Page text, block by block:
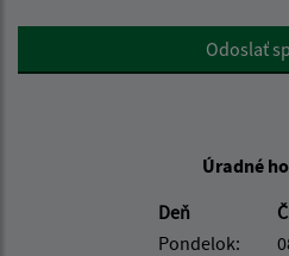
Google reCaptcha ResponseOdoslať
Úradné
Deň
Pondelok: